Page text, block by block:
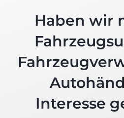
Haben wir
Interesse